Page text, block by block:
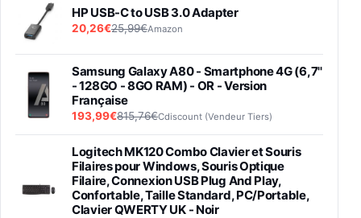
HP USB-C to USB 3.0 Adapter
20,26€25,99€Amazon
Samsung Galaxy A80 - Smartphone 4G (6,7''
- 128GO - 8GO RAM) - OR - Version
Française
193,99€815,76€Cdiscount (Vendeur Tiers)
Logitech MK120 Combo Clavier et Souris
Filaires pour Windows, Souris Optique
Filaire, Connexion USB Plug And Play,
Confortable, Taille Standard, PC/Portable,
Clavier QWERTY UK - Noir